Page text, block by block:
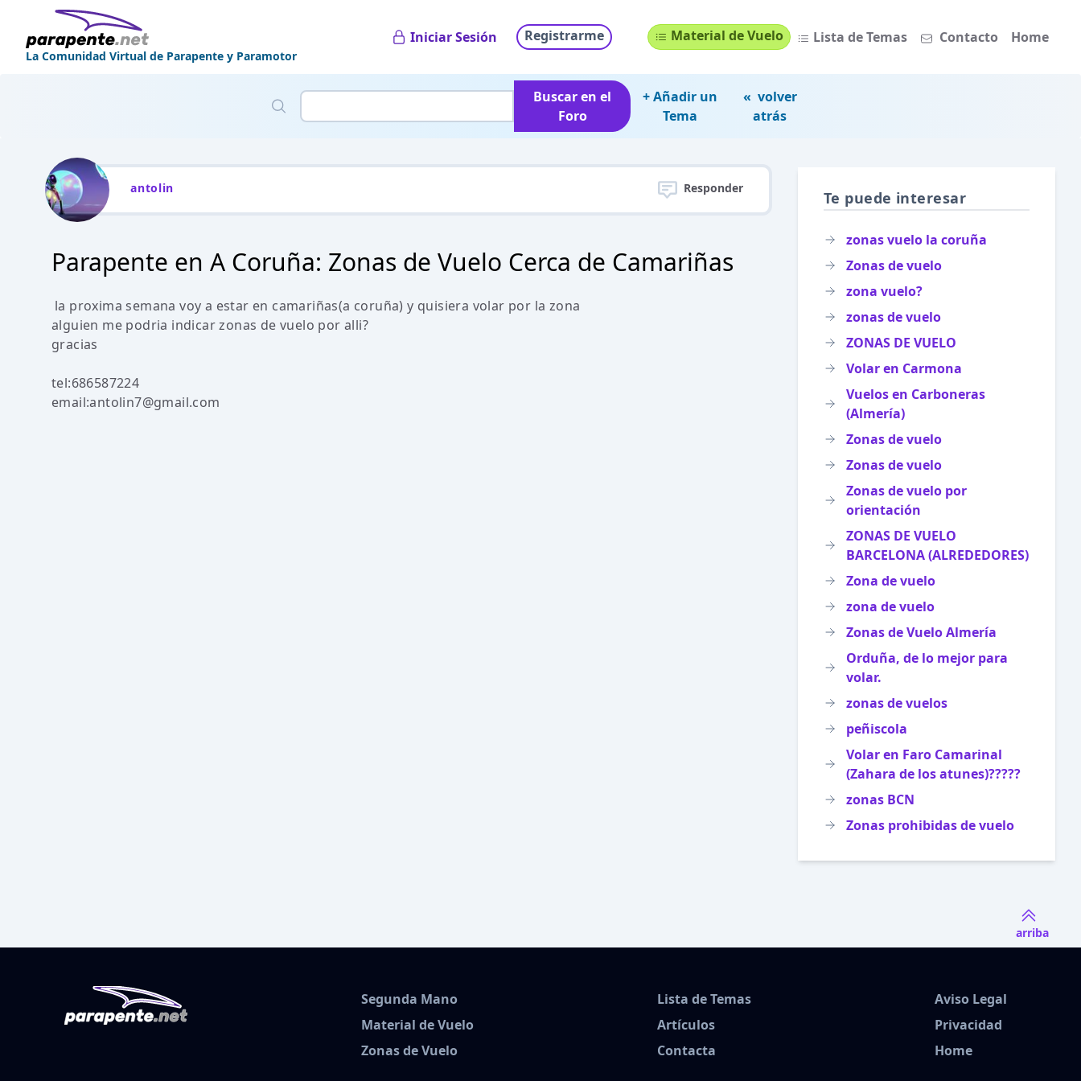
La Comunidad Virtual de Parapente y Paramotor
Iniciar Sesión Registrarme Material de Vuelo Lista de Temas Contacto Home
Buscar en el
Foro
+ Añadir un
Tema
« volver
atrás
antolin Responder
Parapente en A Coruña: Zonas de Vuelo Cerca de Camariñas
la proxima semana voy a estar en camariñas(a coruña) y quisiera volar por la zona
alguien me podria indicar zonas de vuelo por alli?
gracias
tel:686587224
email:antolin7@gmail.com
Te puede interesar
zonas vuelo la coruña
Zonas de vuelo
zona vuelo?
zonas de vuelo
ZONAS DE VUELO
Volar en Carmona
Vuelos en Carboneras
(Almería)
Zonas de vuelo
Zonas de vuelo
Zonas de vuelo por
orientación
ZONAS DE VUELO
BARCELONA (ALREDEDORES)
Zona de vuelo
zona de vuelo
Zonas de Vuelo Almería
Orduña, de lo mejor para
volar.
zonas de vuelos
peñiscola
Volar en Faro Camarinal
(Zahara de los atunes)?????
zonas BCN
Zonas prohibidas de vuelo
arriba
Segunda Mano
Material de Vuelo
Zonas de Vuelo
Lista de Temas
Artículos
Contacta
Aviso Legal
Privacidad
Home